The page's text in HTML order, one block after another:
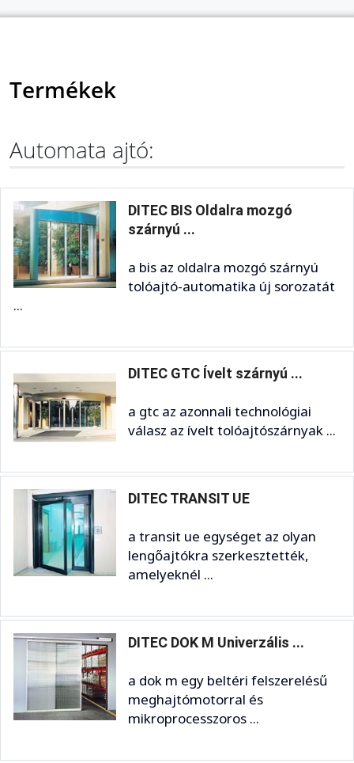
Termékek
Automata ajtó:
DITEC BIS Oldalra mozgó
szárnyú ...
a bis az oldalra mozgó szárnyú
tolóajtó-automatika új sorozatát
...
DITEC GTC Ívelt szárnyú ...
a gtc az azonnali technológiai
válasz az ívelt tolóajtószárnyak ...
DITEC TRANSIT UE
a transit ue egységet az olyan
lengőajtókra szerkesztették,
amelyeknél ...
DITEC DOK M Univerzális ...
a dok m egy beltéri felszerelésű
meghajtómotorral és
mikroprocesszoros ...